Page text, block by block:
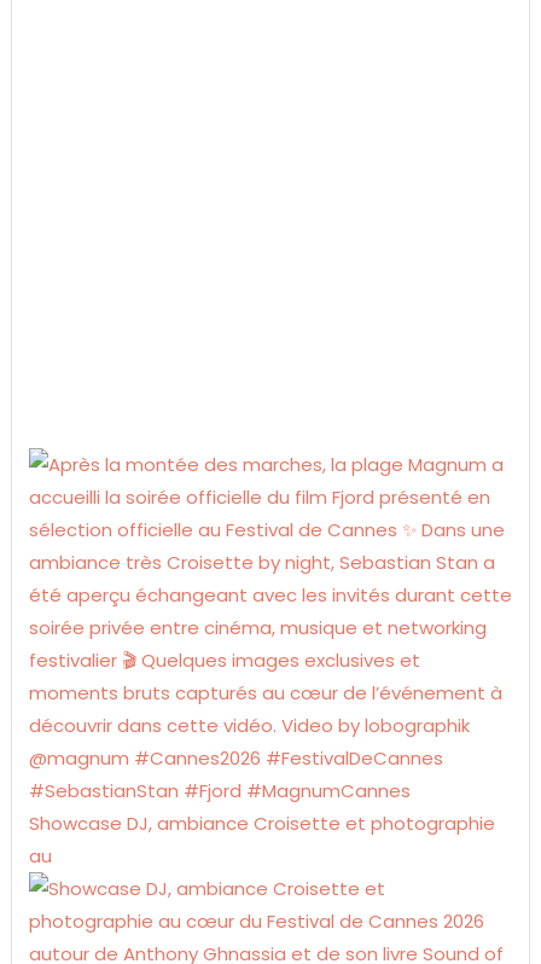
Showcase DJ, ambiance Croisette et photographie
au